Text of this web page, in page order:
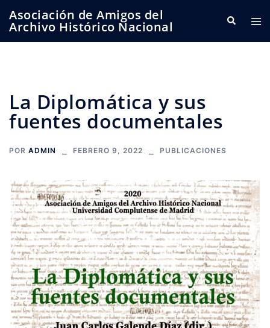
Asociación de Amigos del
Archivo Histórico Nacional Buscar
La Diplomática y sus
fuentes documentales
POR ADMIN FEBRERO 9, 2022 PUBLICACIONES